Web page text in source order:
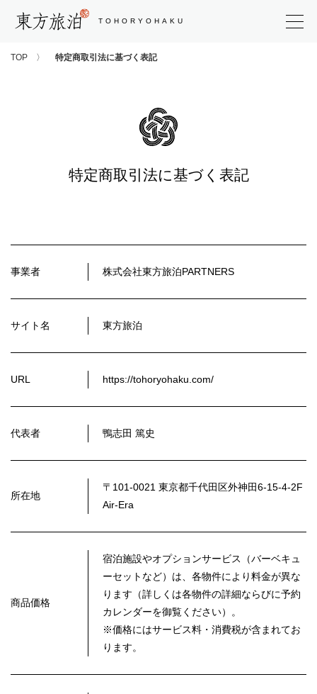
東方旅泊 TOHORYOHAKU
TOP 特定商取引法に基づく表記
特定商取引法に基づく表記
事業者 株式会社東方旅泊PARTNERS
サイト名 東方旅泊
URL https://tohoryohaku.com/
代表者 鴨志田 篤史
所在地
〒101-0021 東京都千代田区外神田6-15-4-2F
Air-Era
商品価格
宿泊施設やオプションサービス（バーベキュ
ーセットなど）は、各物件により料金が異な
ります（詳しくは各物件の詳細ならびに予約
カレンダーを御覧ください）。
※価格にはサービス料・消費税が含まれてお
ります。